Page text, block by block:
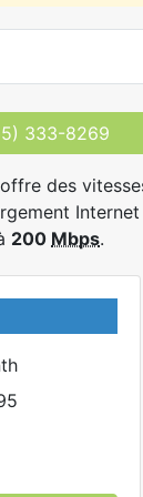
333-8269
des
Internet
200 Mbps.